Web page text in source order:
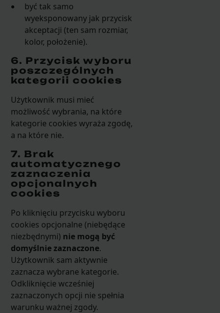
być tak samo
wyeksponowany jak przycisk
akceptacji (ten sam rozmiar,
kolor, położenie).
6. Przycisk wyboru
poszczególnych
kategorii cookies
Użytkownik musi mieć
możliwość wybrania, na które
kategorie cookies wyraża zgodę,
a na które nie.
7. Brak
automatycznego
zaznaczenia
opcjonalnych
cookies
Po kliknięciu przycisku wyboru
cookies opcjonalne (niebędące
niezbędnymi) nie mogą być
domyślnie zaznaczone.
Użytkownik sam aktywnie
zaznacza wybrane kategorie.
Odkliknięcie wcześniej
zaznaczonych opcji nie spełnia
warunku ważnej zgody.